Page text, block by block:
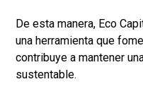
De esta manera, Eco
una herramienta que
contribuye a mantener
sustentable.